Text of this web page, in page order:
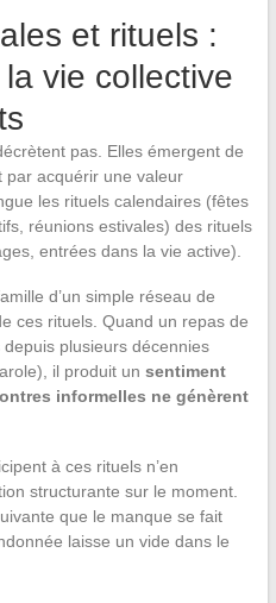
et rituels :
vie collective
pas. Elles émergent de
par acquérir une valeur
les rituels calendaires (fêtes
réunions estivales) des rituels
entrées dans la vie active).
d’un simple réseau de
ces rituels. Quand un repas de
plusieurs décennies
il produit un sentiment
informelles ne génèrent
à ces rituels n’en
structurante sur le moment.
que le manque se fait
laisse un vide dans le